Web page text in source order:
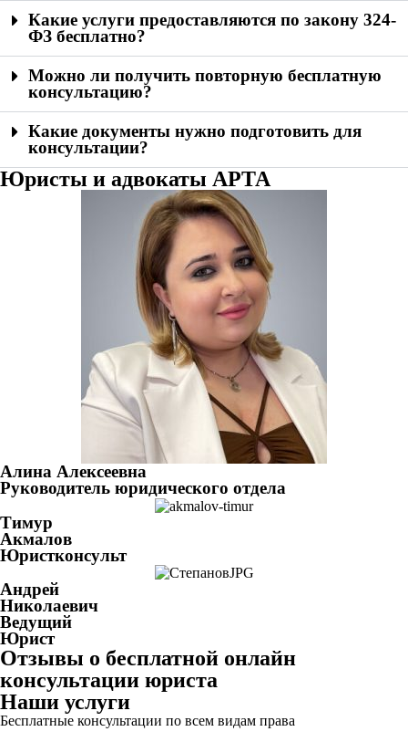
Какие услуги предоставляются по закону 324-
ФЗ бесплатно?
Можно ли получить повторную бесплатную
консультацию?
Какие документы нужно подготовить для
консультации?
Юристы и адвокаты АРТА
Алина Алексеевна
Руководитель юридического отдела
Тимур
Акмалов
Юристконсульт
Андрей
Николаевич
Ведущий
Юрист
Отзывы о бесплатной онлайн
консультации юриста
Наши услуги
Бесплатные консультации по всем видам права